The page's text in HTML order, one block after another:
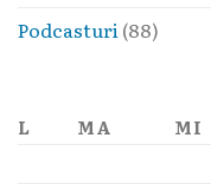
Podcasturi (88)
L MA MI